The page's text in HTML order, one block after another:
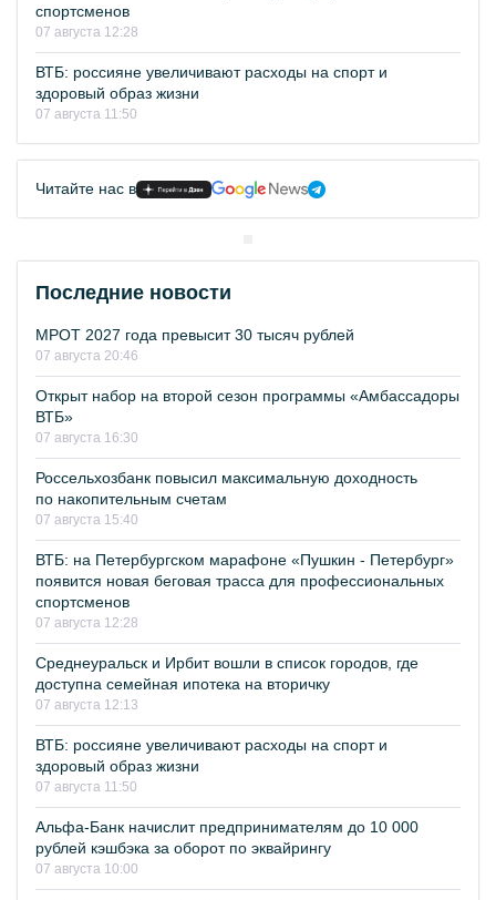
спортсменов
07 августа 12:28
ВТБ: россияне увеличивают расходы на спорт и
здоровый образ жизни
07 августа 11:50
Читайте нас в
Последние новости
МРОТ 2027 года превысит 30 тысяч рублей
07 августа 20:46
Открыт набор на второй сезон программы «Амбассадоры
ВТБ»
07 августа 16:30
Россельхозбанк повысил максимальную доходность
по накопительным счетам
07 августа 15:40
ВТБ: на Петербургском марафоне «Пушкин - Петербург»
появится новая беговая трасса для профессиональных
спортсменов
07 августа 12:28
Среднеуральск и Ирбит вошли в список городов, где
доступна семейная ипотека на вторичку
07 августа 12:13
ВТБ: россияне увеличивают расходы на спорт и
здоровый образ жизни
07 августа 11:50
Альфа-Банк начислит предпринимателям до 10 000
рублей кэшбэка за оборот по эквайрингу
07 августа 10:00